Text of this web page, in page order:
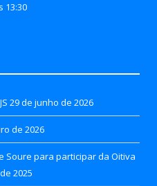
13:30
29 de junho de 2026
de 2026
Soure para participar da Oitiva
2025